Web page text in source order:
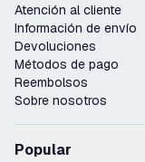
Atención al cliente
Información de envío
Devoluciones
Métodos de pago
Reembolsos
Sobre nosotros
Popular